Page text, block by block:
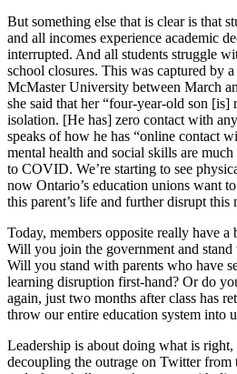
But something else that is clear is that
and all incomes experience academic
interrupted. And all students struggle
school closures. This was captured by
McMaster University between March
she said that her “four-year-old son
isolation. [He has] zero contact with
speaks of how he has “online contact
mental health and social skills are
to COVID. We’re starting to see
now Ontario’s education unions want
this parent’s life and further disrupt this
Today, members opposite really have a
Will you join the government and
Will you stand with parents who have
learning disruption first-hand? Or do
again, just two months after class has
throw our entire education system into
Leadership is about doing what is right,
decoupling the outrage on Twitter from